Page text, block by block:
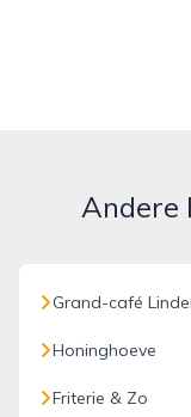
Andere
Grand-café
Honinghoeve
Friterie & Zo